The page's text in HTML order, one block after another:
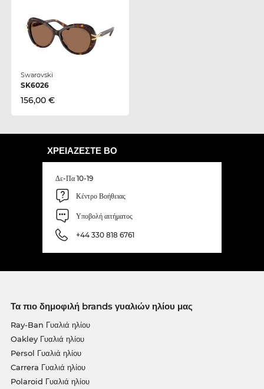
Swarovski
SK6026
156,00 €
ΧΡΕΙΆΖΕΣΤΕ ΒΟ
Δε-Πα 10-19
Κέντρο Βοήθειας
Υποβολή αιτήματος
+44 330 818 6761
Τα πιο δημοφιλή brands γυαλιών ηλίου μας
Ray-Ban Γυαλιά ηλίου
Oakley Γυαλιά ηλίου
Persol Γυαλιά ηλίου
Carrera Γυαλιά ηλίου
Polaroid Γυαλιά ηλίου